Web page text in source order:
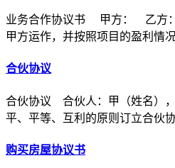
业务合作协议书 甲方： 乙方
甲方运作，并按照项目的盈利情
合伙协议
合伙协议 合伙人：甲（姓名）
平、平等、互利的原则订立合
购买房屋协议书